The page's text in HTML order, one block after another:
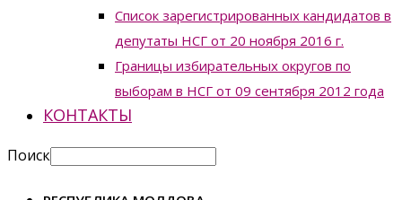
Список зарегистрированных кандидатов в
депутаты НСГ от 20 ноября 2016 г.
Границы избирательных округов по
выборам в НСГ от 09 сентября 2012 года
КОНТАКТЫ
Поиск